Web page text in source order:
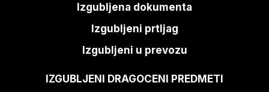
Izgubljena dokumenta
Izgubljeni prtljag
Izgubljeni u prevozu
IZGUBLJENI DRAGOCENI PREDMETI